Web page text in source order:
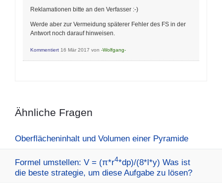
Reklamationen bitte an den Verfasser :-)
Werde aber zur Vermeidung späterer Fehler des FS in der
Antwort noch darauf hinweisen.
Kommentiert 16 Mär 2017 von -Wolfgang-
Ähnliche Fragen
Oberflächeninhalt und Volumen einer Pyramide
Formel umstellen: V = (π*r4*dp)/(8*l*y) Was ist
die beste strategie, um diese Aufgabe zu lösen?